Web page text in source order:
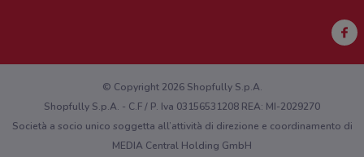
Hai un malfunzionamento sul web o sull'app?
© Copyright 2026 Shopfully S.p.A.
Shopfully S.p.A. - C.F / P. Iva 03156531208 REA: MI-2029270
Società a socio unico soggetta all’attività di direzione e coordinamento di
MEDIA Central Holding GmbH